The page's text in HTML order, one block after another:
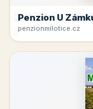
Penzion U
penzionmilotice.cz